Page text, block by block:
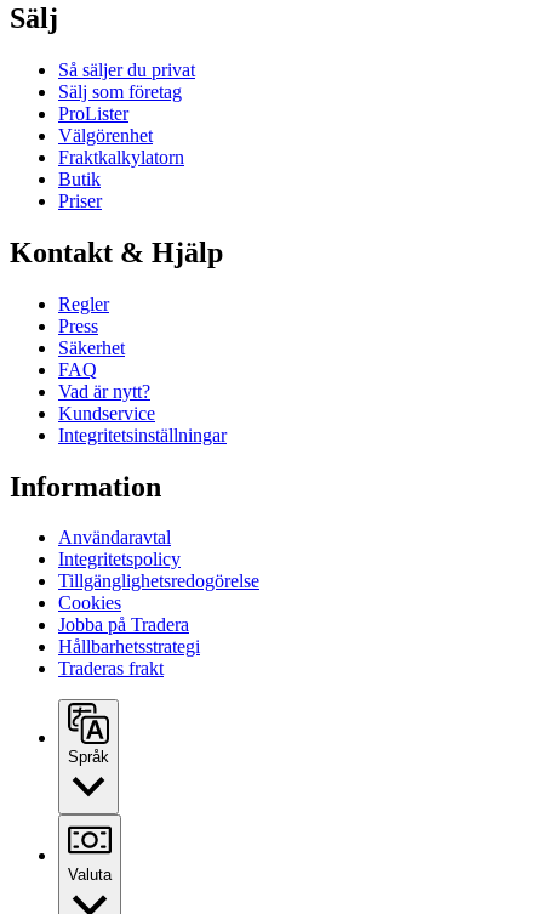
Sälj
Så säljer du privat
Sälj som företag
ProLister
Välgörenhet
Fraktkalkylatorn
Butik
Priser
Kontakt & Hjälp
Regler
Press
Säkerhet
FAQ
Vad är nytt?
Kundservice
Integritetsinställningar
Information
Användaravtal
Integritetspolicy
Tillgänglighetsredogörelse
Cookies
Jobba på Tradera
Hållbarhetsstrategi
Traderas frakt
Språk
Valuta